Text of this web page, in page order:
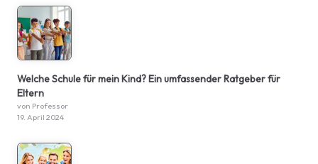
Welche Schule für mein Kind? Ein umfassender Ratgeber für
Eltern
von Professor
19. April 2024